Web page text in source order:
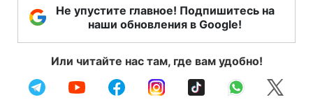
Не упустите главное! Подпишитесь на
наши обновления в Google!
Или читайте нас там, где вам удобно!